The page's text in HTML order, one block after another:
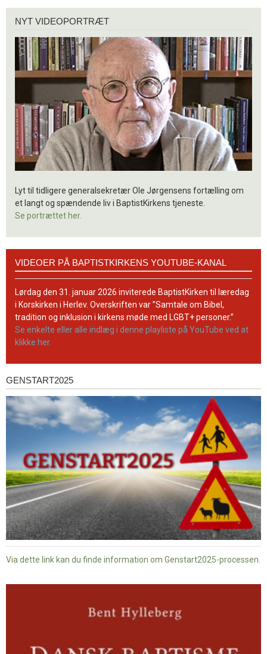
videoportræt
NYT VIDEOPORTRÆT
Lyt til tidligere generalsekretær Ole Jørgensens fortælling om
et langt og spændende liv i BaptistKirkens tjeneste.
Se portrættet her.
BaptistKirkens
YouTube-
kanal
VIDEOER PÅ BAPTISTKIRKENS YOUTUBE-KANAL
Lørdag den 31. januar 2026 inviterede BaptistKirken til læredag
i Korskirken i Herlev. Overskriften var ”Samtale om Bibel,
tradition og inklusion i kirkens møde med LGBT+ personer.”
Se enkelte eller alle indlæg i denne playliste på YouTube ved at
klikke her.
Genstart2025
GENSTART2025
Via dette link kan du finde information om Genstart2025-processen.